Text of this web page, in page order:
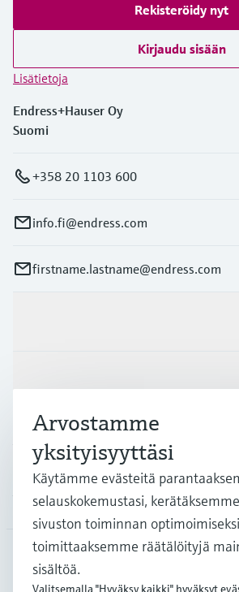
Rekisteröidy nyt
Kirjaudu sisään
Lisätietoja
Endress+Hauser Oy
Suomi
+358 20 1103 600
info.fi@endress.com
firstname.lastname@endress.com
Asiakastuki
Yritys
FIN•
Arvostamme
yksityisyyttäsi
Käytämme evästeitä
selauskokemustasi,
sivuston toiminnan
toimittaaksemme räätälöityjä
sisältöä.
Valitsemalla "Hyväksy kaikki" hyväksyt